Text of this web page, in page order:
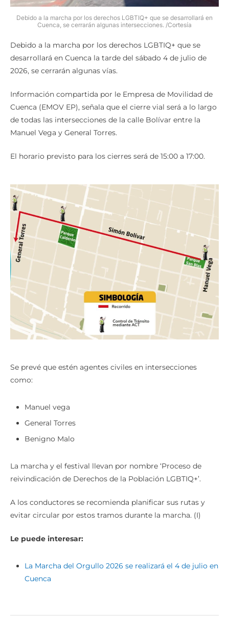
Debido a la marcha por los derechos LGBTIQ+ que se desarrollará en
Cuenca, se cerrarán algunas intersecciones. /Cortesía
Debido a la marcha por los derechos LGBTIQ+ que se
desarrollará en Cuenca la tarde del sábado 4 de julio de
2026, se cerrarán algunas vías.
Información compartida por le Empresa de Movilidad de
Cuenca (EMOV EP), señala que el cierre vial será a lo largo
de todas las intersecciones de la calle Bolívar entre la
Manuel Vega y General Torres.
El horario previsto para los cierres será de 15:00 a 17:00.
Se prevé que estén agentes civiles en intersecciones
como:
Manuel vega
General Torres
Benigno Malo
La marcha y el festival llevan por nombre ‘Proceso de
reivindicación de Derechos de la Población LGBTIQ+’.
A los conductores se recomienda planificar sus rutas y
evitar circular por estos tramos durante la marcha. (I)
Le puede interesar:
La Marcha del Orgullo 2026 se realizará el 4 de julio en
Cuenca